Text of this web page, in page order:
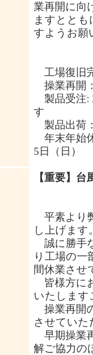
業再開に向
ますととも
すようお願
工場復旧
操業再開
製品受注:
す
製品出荷
年末年始
5日（日）
【重要】
平素より
し上げます
誠に勝手
り工場の一
間休業させ
皆様方に
いたします
操業再開
させていた
早期操業
解ご協力の